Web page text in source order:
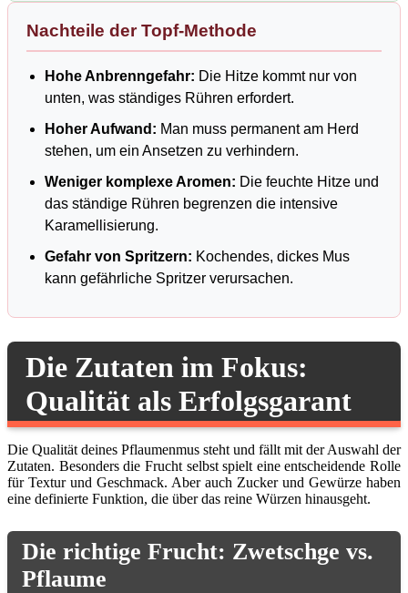
Nachteile der Topf-Methode
Hohe Anbrenngefahr: Die Hitze kommt nur von
unten, was ständiges Rühren erfordert.
Hoher Aufwand: Man muss permanent am Herd
stehen, um ein Ansetzen zu verhindern.
Weniger komplexe Aromen: Die feuchte Hitze und
das ständige Rühren begrenzen die intensive
Karamellisierung.
Gefahr von Spritzern: Kochendes, dickes Mus
kann gefährliche Spritzer verursachen.
Die Zutaten im Fokus:
Qualität als Erfolgsgarant
Die Qualität deines Pflaumenmus steht und fällt mit der Auswahl der
Zutaten. Besonders die Frucht selbst spielt eine entscheidende Rolle
für Textur und Geschmack. Aber auch Zucker und Gewürze haben
eine definierte Funktion, die über das reine Würzen hinausgeht.
Die richtige Frucht: Zwetschge vs.
Pflaume